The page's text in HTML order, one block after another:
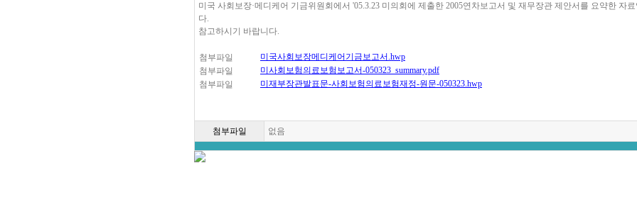
미국 사회보장·메디케어 기금위원회에서 '05.3.23 미의회에 제출한 2005연차보고서 및 재무장관 제안서를 요약한 자
다.
참고하시기 바랍니다.
첨부파일
미국사회보장메디케어기금보고서.hwp
첨부파일
미사회보험의료보험보고서-050323_summary.pdf
첨부파일
미재부장관발표문-사회보험의료보험재정-원문-050323.hwp
첨부파일 없음